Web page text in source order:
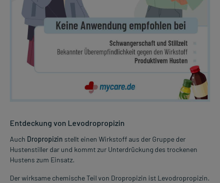
Entdeckung von Levodropropizin
Auch Dropropizin stellt einen Wirkstoff aus der Gruppe der
Hustenstiller dar und kommt zur Unterdrückung des trockenen
Hustens zum Einsatz.
Der wirksame chemische Teil von Dropropizin ist Levodropropizin.